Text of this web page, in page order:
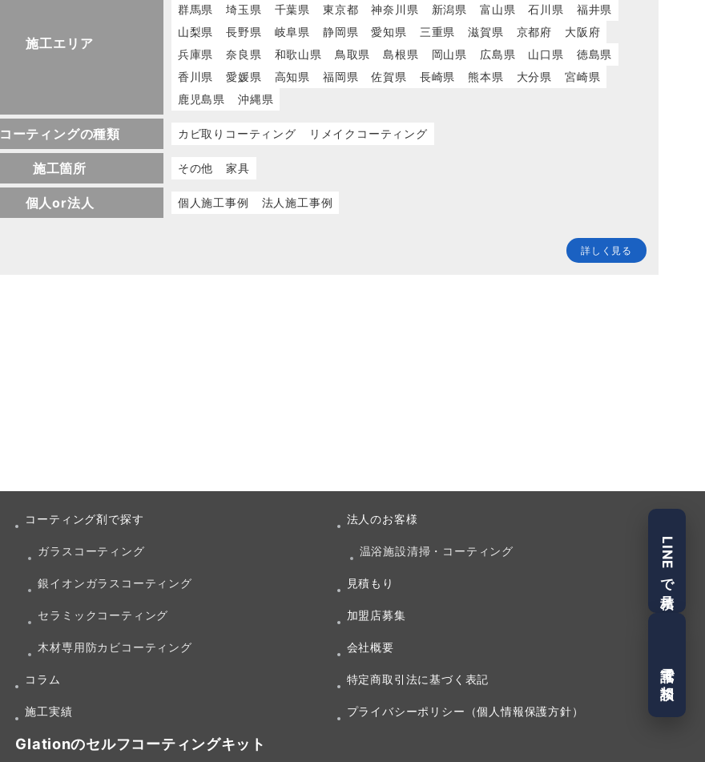
施工エリア
群馬県
埼玉県 千葉県 東京都 神奈川県 新潟県 富山県 石川県
福井県
山梨県
長野県 岐阜県 静岡県 愛知県 三重県 滋賀県 京都府
大阪府
兵庫県
奈良県 和歌山県 鳥取県 島根県 岡山県 広島県 山口県
徳島県
香川県
愛媛県 高知県 福岡県 佐賀県 長崎県 熊本県 大分県
宮崎県
鹿児島県
沖縄県
コーティングの種類 カビ取りコーティング リメイクコーティング
施工箇所 その他 家具
個人or法人 個人施工事例 法人施工事例
詳しく見る
コーティング剤で探す
ガラスコーティング
銀イオンガラスコーティング
セラミックコーティング
木材専用防カビコーティング
コラム
施工実績
Glationのセルフコーティングキット
法人のお客様
温浴施設清掃・コーティング
見積もり
加盟店募集
会社概要
特定商取引法に基づく表記
プライバシーポリシー（個人情報保護方針）
LINEで見積
電話で相談